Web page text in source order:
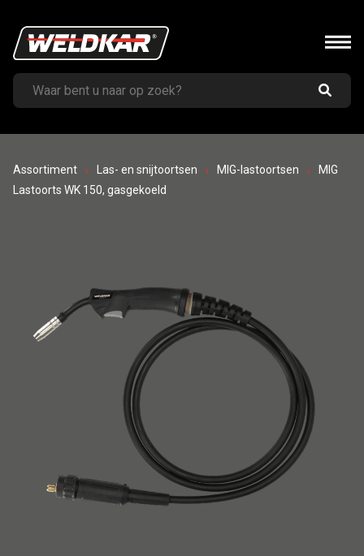
Assortiment Las- en snijtoortsen MIG-lastoortsen
MIG
Lastoorts WK 150, gasgekoeld